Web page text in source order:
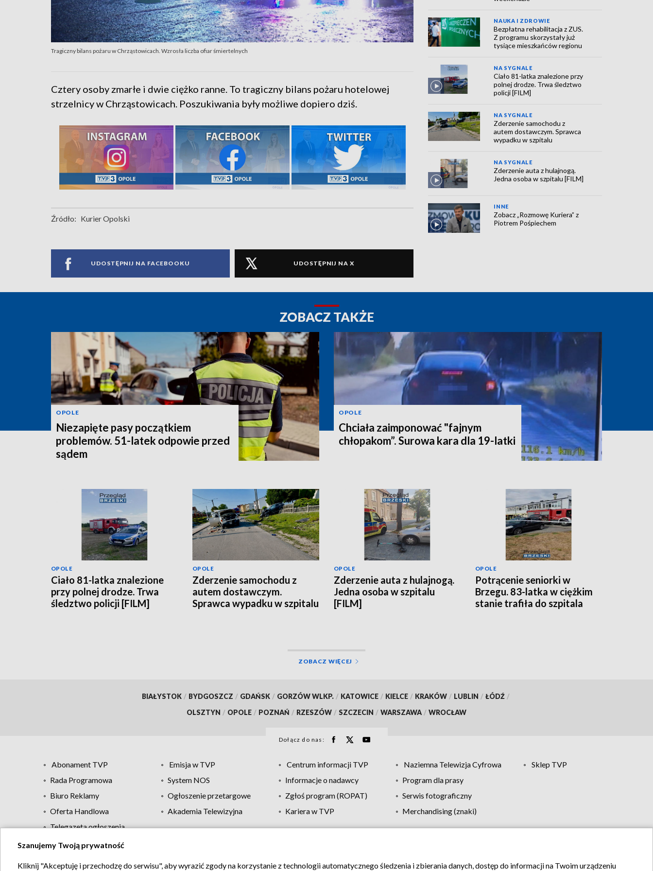
Tragiczny bilans pożaru w Chrząstowicach. Wzrosła liczba ofiar śmiertelnych
Cztery osoby zmarłe i dwie ciężko ranne. To tragiczny bilans pożaru hotelowej
strzelnicy w Chrząstowicach. Poszukiwania były możliwe dopiero dziś.
Źródło: Kurier Opolski
UDOSTĘPNIJ NA FACEBOOKU UDOSTĘPNIJ NA X
NAUKA I ZDROWIE
Bezpłatna rehabilitacja z ZUS.
Z programu skorzystały już
tysiące mieszkańców regionu
NA SYGNALE
Ciało 81-latka znalezione przy
polnej drodze. Trwa śledztwo
policji [FILM]
NA SYGNALE
Zderzenie samochodu z
autem dostawczym. Sprawca
wypadku w szpitalu
NA SYGNALE
Zderzenie auta z hulajnogą.
Jedna osoba w szpitalu [FILM]
INNE
Zobacz „Rozmowę Kuriera” z
Piotrem Pośpiechem
ZOBACZ TAKŻE
OPOLE
Niezapięte pasy początkiem
problemów. 51-latek odpowie przed
sądem
OPOLE
Chciała zaimponować "fajnym
chłopakom”. Surowa kara dla 19-latki
OPOLE
Ciało 81-latka znalezione
przy polnej drodze. Trwa
śledztwo policji [FILM]
OPOLE
Zderzenie samochodu z
autem dostawczym.
Sprawca wypadku w szpitalu
OPOLE
Zderzenie auta z hulajnogą.
Jedna osoba w szpitalu
[FILM]
OPOLE
Potrącenie seniorki w
Brzegu. 83-latka w ciężkim
stanie trafiła do szpitala
ZOBACZ WIĘCEJ
BIAŁYSTOK / BYDGOSZCZ / GDAŃSK / GORZÓW WLKP. / KATOWICE / KIELCE / KRAKÓW / LUBLIN / ŁÓDŹ /
OLSZTYN / OPOLE / POZNAŃ / RZESZÓW / SZCZECIN / WARSZAWA / WROCŁAW
Dołącz do nas:
Abonament TVP Emisja w TVP Centrum informacji TVP Naziemna Telewizja Cyfrowa
Sklep TVP
Rada Programowa
System NOS Informacje o nadawcy
Program dla prasy
Biuro Reklamy
Ogłoszenie przetargowe Zgłoś program (ROPAT)
Serwis fotograficzny
Oferta Handlowa
Akademia Telewizyjna Kariera w TVP
Merchandising (znaki)
Telegazeta ogłoszenia
Regulamin TVP Polityka prywatności Moje zgody Pomoc Biuro reklamy Kontakt
Szanujemy Twoją prywatność
Kliknij "Akceptuję i przechodzę do serwisu", aby wyrazić zgody na korzystanie z technologii automatycznego śledzenia i zbierania danych, dostęp do informacji na Twoim urządzeniu